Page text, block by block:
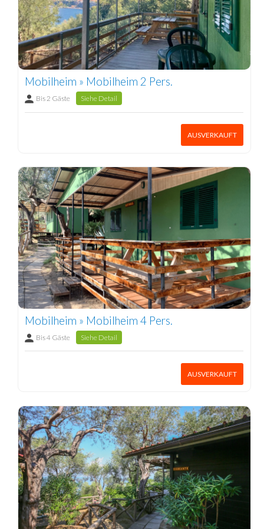
Mobilheim » Mobilheim 2 Pers.
Bis 2 Gäste Siehe Detail
AUSVERKAUFT
Mobilheim » Mobilheim 4 Pers.
Bis 4 Gäste Siehe Detail
AUSVERKAUFT